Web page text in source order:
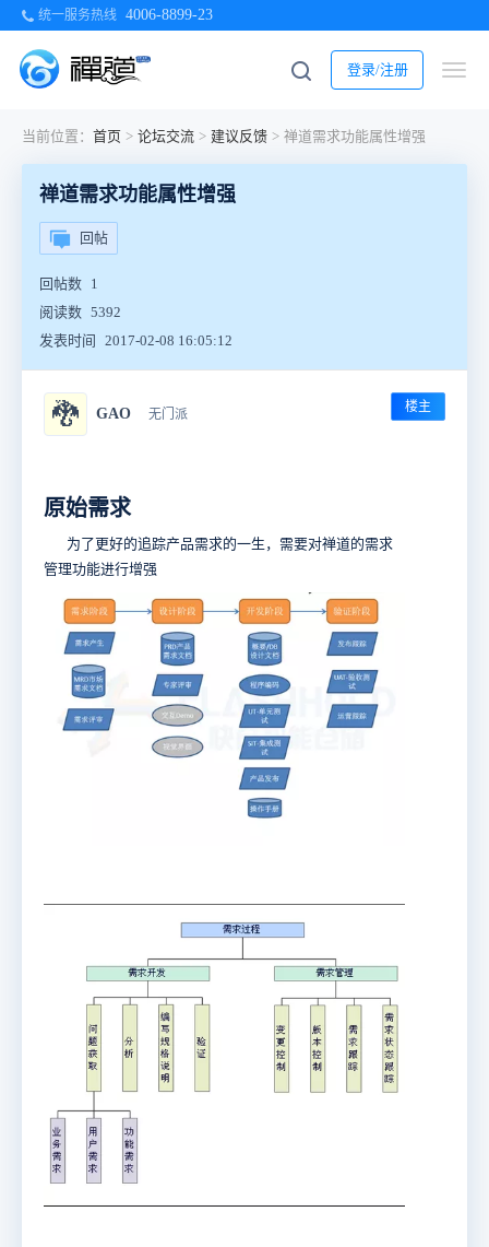
统一服务热线 4006-8899-23
登录/注册
当前位置： 首页 > 论坛交流 > 建议反馈 > 禅道需求功能属性增强
禅道需求功能属性增强
回帖
回帖数 1
阅读数 5392
发表时间
2017-02-08 16:05:12
🐉 GAO 无门派 楼主
原始需求
为了更好的追踪产品需求的一生，需要对禅道的需求
管理功能进行增强